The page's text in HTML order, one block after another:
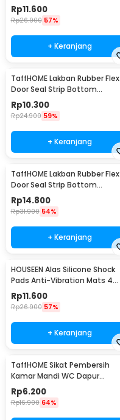
Kain - CV8805
Rp11.600
Rp26.900 57%
+ Keranjang
TaffHOME Lakban Rubber Flex
Door Seal Strip Bottom
Waterproof 25mmx5M - TP39
Rp10.300
Rp24.900 59%
+ Keranjang
TaffHOME Lakban Rubber Flex
Door Seal Strip Bottom
Waterproof 45mmx5M - TP39
Rp14.800
Rp31.900 54%
+ Keranjang
HOUSEEN Alas Silicone Shock
Pads Anti-Vibration Mats 4
PCS - NY522
Rp11.600
Rp26.900 57%
+ Keranjang
TaffHOME Sikat Pembersih
Kamar Mandi WC Dapur
Sponge Brush - 8211
Rp6.200
Rp16.900 64%